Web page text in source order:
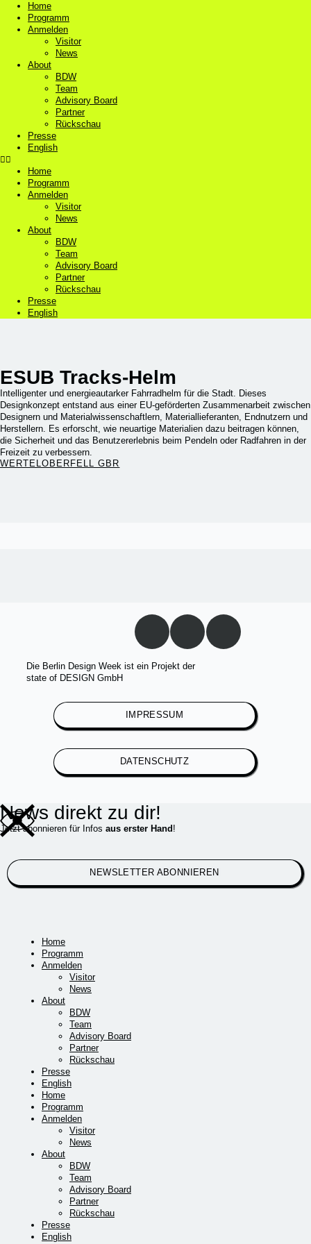
Home
Programm
Anmelden
Visitor
News
About
BDW
Team
Advisory Board
Partner
Rückschau
Presse
English
Home
Programm
Anmelden
Visitor
News
About
BDW
Team
Advisory Board
Partner
Rückschau
Presse
English
ESUB Tracks-Helm
Intelligenter und energieautarker Fahrradhelm für die Stadt. Dieses
Designkonzept entstand aus einer EU-geförderten Zusammenarbeit zwischen
Designern und Materialwissenschaftlern, Materiallieferanten, Endnutzern und
Herstellern. Es erforscht, wie neuartige Materialien dazu beitragen können,
die Sicherheit und das Benutzererlebnis beim Pendeln oder Radfahren in der
Freizeit zu verbessern.
WERTELOBERFELL GBR
Die Berlin Design Week ist ein Projekt der
state of DESIGN GmbH
IMPRESSUM
DATENSCHUTZ
News direkt zu dir!
Jetzt abonnieren für Infos aus erster Hand !
NEWSLETTER ABONNIEREN
Home
Programm
Anmelden
Visitor
News
About
BDW
Team
Advisory Board
Partner
Rückschau
Presse
English
Home
Programm
Anmelden
Visitor
News
About
BDW
Team
Advisory Board
Partner
Rückschau
Presse
English